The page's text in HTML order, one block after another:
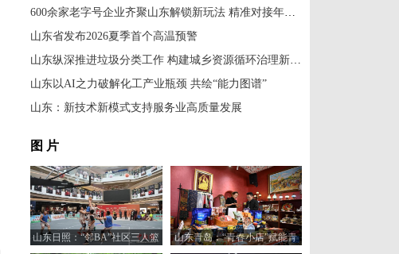
600余家老字号企业齐聚山东解锁新玩法 精准对接年轻消费市场
山东省发布2026夏季首个高温预警
山东纵深推进垃圾分类工作 构建城乡资源循环治理新格局
山东以AI之力破解化工产业瓶颈 共绘“能力图谱”
山东：新技术新模式支持服务业高质量发展
图 片
山东日照：“邻BA”社区三人篮
山东青岛：“青春小店”赋能青